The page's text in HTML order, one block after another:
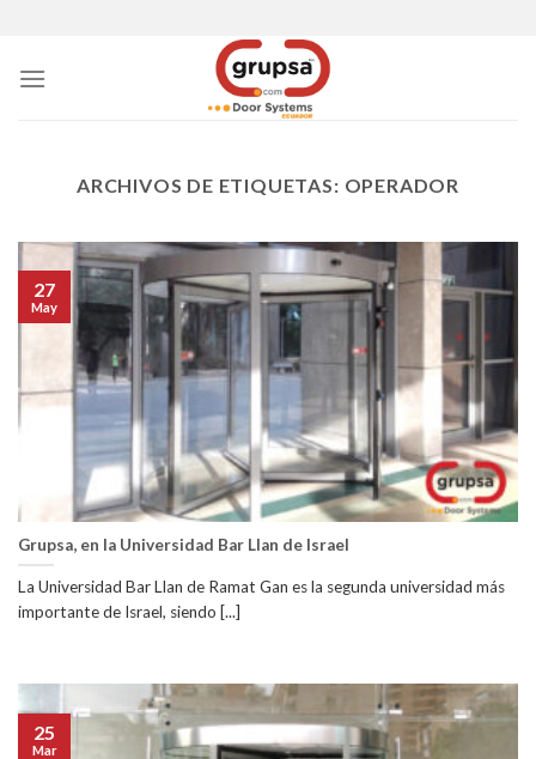
content
ARCHIVOS DE ETIQUETAS: OPERADOR
Grupsa, en la Universidad Bar Llan de Israel
La Universidad Bar Llan de Ramat Gan es la segunda universidad más
importante de Israel, siendo [...]
27
May
25
Mar